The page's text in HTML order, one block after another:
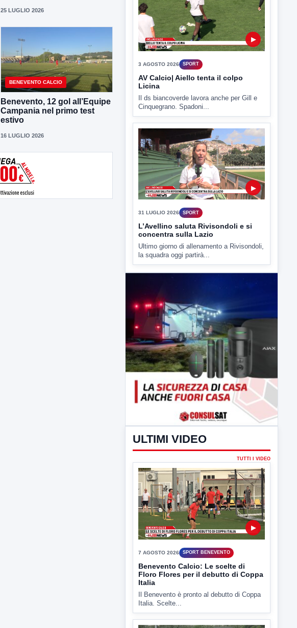
25 LUGLIO 2026
BENEVENTO CALCIO
Benevento, 12 gol all’Equipe
Campania nel primo test
estivo
16 LUGLIO 2026
▶
3 AGOSTO 2026 SPORT
AV Calcio| Aiello tenta il colpo
Licina
Il ds biancoverde lavora anche per Gill e
Cinquegrano. Spadoni...
▶
31 LUGLIO 2026 SPORT
L’Avellino saluta Rivisondoli e si
concentra sulla Lazio
Ultimo giorno di allenamento a Rivisondoli,
la squadra oggi partirà...
ULTIMI VIDEO
TUTTI I VIDEO
▶
7 AGOSTO 2026 SPORT BENEVENTO
Benevento Calcio: Le scelte di
Floro Flores per il debutto di Coppa
Italia
Il Benevento è pronto al debutto di Coppa
Italia. Scelte...